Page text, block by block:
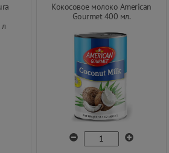
Кокосовое молоко American
Gourmet 400 мл.